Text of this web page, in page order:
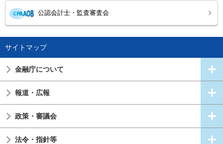
公認会計士・監査審査会
サイトマップ
金融庁について
報道・広報
政策・審議会
法令・指針等